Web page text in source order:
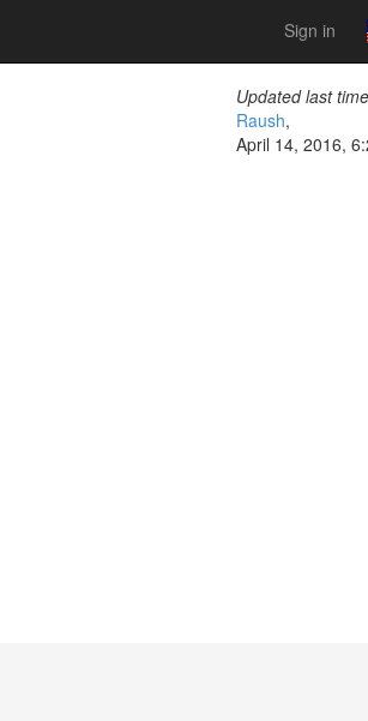
Sign in
Updated last
Raush,
April 14, 2016,